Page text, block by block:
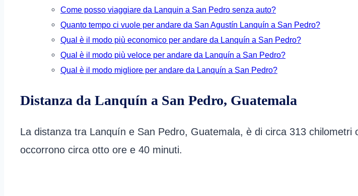
Come posso viaggiare da Lanquin a San Pedro senza auto?
Quanto tempo ci vuole per andare da San Agustín Lanquín a San Pedro?
Qual è il modo più economico per andare da Lanquín a San Pedro?
Qual è il modo più veloce per andare da Lanquín a San Pedro?
Qual è il modo migliore per andare da Lanquín a San Pedro?
Distanza da Lanquín a San Pedro, Guatemala
La distanza tra Lanquín e San Pedro, Guatemala, è di circa 313
occorrono circa otto ore e 40 minuti.